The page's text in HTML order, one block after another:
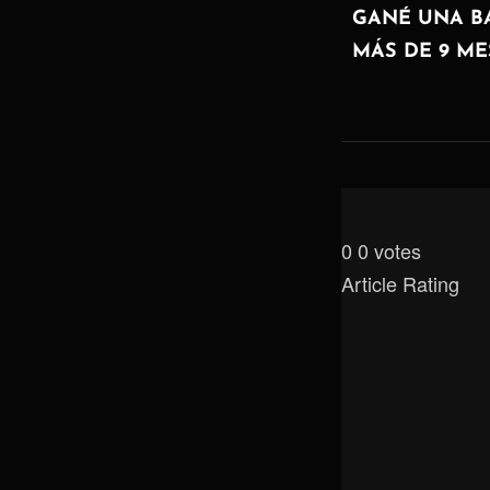
de
entradas
ANTERIOR
GANÉ UNA
MÁS DE 9
0 0 votes
Article Rating